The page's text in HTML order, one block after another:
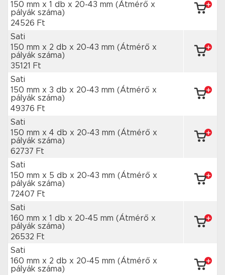
150 mm x 1 db x 20-43 mm (Átmérő x
pályák száma)
24526 Ft
Sati
150 mm x 2 db x 20-43 mm (Átmérő x
pályák száma)
35121 Ft
Sati
150 mm x 3 db x 20-43 mm (Átmérő x
pályák száma)
49376 Ft
Sati
150 mm x 4 db x 20-43 mm (Átmérő x
pályák száma)
62737 Ft
Sati
150 mm x 5 db x 20-43 mm (Átmérő x
pályák száma)
72407 Ft
Sati
160 mm x 1 db x 20-45 mm (Átmérő x
pályák száma)
26532 Ft
Sati
160 mm x 2 db x 20-45 mm (Átmérő x
pályák száma)